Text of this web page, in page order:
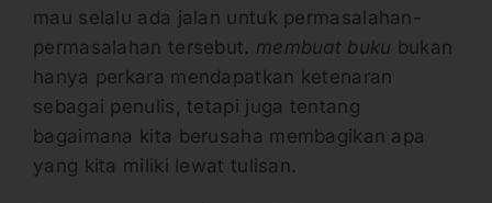
mau selalu ada jalan untuk permasalahan-
permasalahan tersebut. membuat buku bukan
hanya perkara mendapatkan ketenaran
sebagai penulis, tetapi juga tentang
bagaimana kita berusaha membagikan apa
yang kita miliki lewat tulisan.